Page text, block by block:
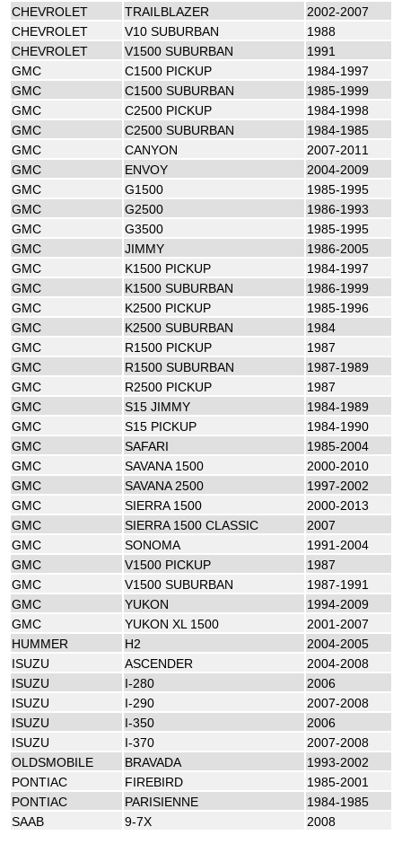
CHEVROLET TRAILBLAZER
2002-2007
CHEVROLET
V10 SUBURBAN
1988
CHEVROLET
V1500 SUBURBAN
1991
GMC
C1500 PICKUP
1984-1997
GMC
C1500 SUBURBAN
1985-1999
GMC
C2500 PICKUP
1984-1998
GMC
C2500 SUBURBAN
1984-1985
GMC
CANYON
2007-2011
GMC
ENVOY
2004-2009
GMC
G1500
1985-1995
GMC
G2500
1986-1993
GMC
G3500
1985-1995
GMC
JIMMY
1986-2005
GMC
K1500 PICKUP
1984-1997
GMC
K1500 SUBURBAN
1986-1999
GMC
K2500 PICKUP
1985-1996
GMC
K2500 SUBURBAN
1984
GMC
R1500 PICKUP
1987
GMC
R1500 SUBURBAN
1987-1989
GMC
R2500 PICKUP
1987
GMC
S15 JIMMY
1984-1989
GMC
S15 PICKUP
1984-1990
GMC
SAFARI
1985-2004
GMC
SAVANA 1500
2000-2010
GMC
SAVANA 2500
1997-2002
GMC
SIERRA 1500
2000-2013
GMC
SIERRA 1500 CLASSIC
2007
GMC
SONOMA
1991-2004
GMC
V1500 PICKUP
1987
GMC
V1500 SUBURBAN
1987-1991
GMC
YUKON
1994-2009
GMC
YUKON XL 1500
2001-2007
HUMMER
H2
2004-2005
ISUZU
ASCENDER
2004-2008
ISUZU
I-280
2006
ISUZU
I-290
2007-2008
ISUZU
I-350
2006
ISUZU
I-370
2007-2008
OLDSMOBILE
BRAVADA
1993-2002
PONTIAC
FIREBIRD
1985-2001
PONTIAC
PARISIENNE
1984-1985
SAAB
9-7X 2008